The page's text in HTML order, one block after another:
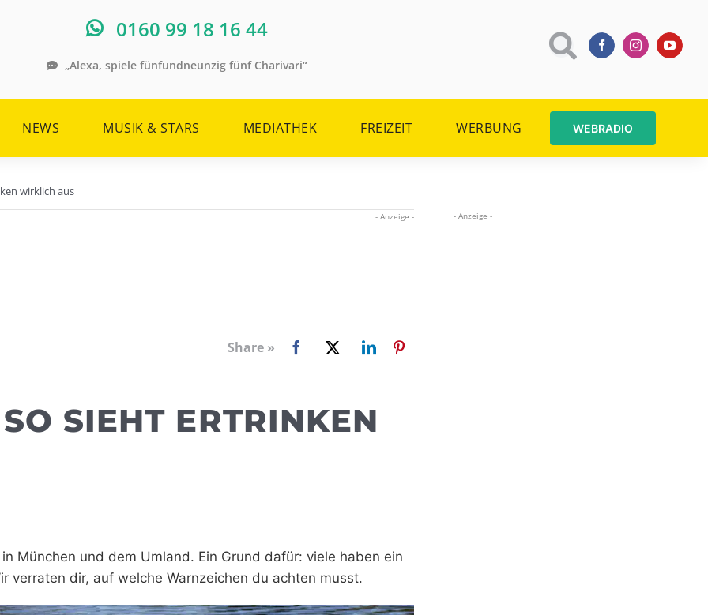
0160 99 18 16 44
„Alexa, spiele fünfundneunzig fünf Charivari“
NEWS MUSIK & STARS MEDIATHEK FREIZEIT WERBUNG WEBRADIO
wirklich aus
- Anzeige -
Share »
SIEHT ERTRINKEN
München und dem Umland. Ein Grund dafür: viele haben ein
verraten dir, auf welche Warnzeichen du achten musst.
- Anzeige -